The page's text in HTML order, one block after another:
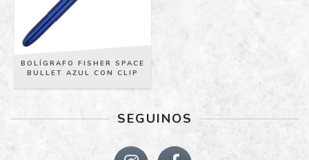
BOLÍGRAFO FISHER SPACE
BULLET AZUL CON CLIP
SEGUINOS